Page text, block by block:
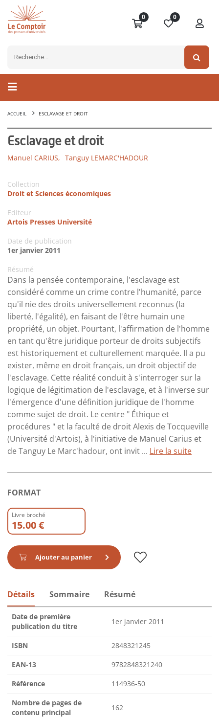
0 0
ACCUEIL ESCLAVAGE ET DROIT
Esclavage et droit
Manuel CARIUS, Tanguy LEMARC'HADOUR
Collection
Droit et Sciences économiques
Editeur
Artois Presses Université
Date de publication
1er janvier 2011
Résumé
Dans la pensée contemporaine, l'esclavage est
considéré comme un crime contre l'humanité, parce
qu'il nie des droits universellement reconnus (la
liberté, l'égalité), en faisant de l'être humain une
propriété, un objet. Pourtant, l'affirmation de l'homme
en tant qu'être juridique porteur de droits subjectifs
est historiquement et culturellement marquée. Il a pu
exister, même en droit français, un droit objectif de
l'esclavage. Cette réalité conduit à s'interroger sur la
logique de légitimation de l'esclavage, et à l'inverse sur
l'émergence d'une définition juridique de l'homme
comme sujet de droit. Le centre " Éthique et
procédures " et la faculté de droit Alexis de Tocqueville
(Université d'Artois), à l'initiative de Manuel Carius et
de Tanguy Le Marc'hadour, ont invit ... Lire la suite
FORMAT
Livre broché
15.00 €
Ajouter au panier
Détails Sommaire Résumé
Date de première
publication du titre
1er janvier 2011
ISBN 2848321245
EAN-13 9782848321240
Référence 114936-50
Nombre de pages de
contenu principal
162